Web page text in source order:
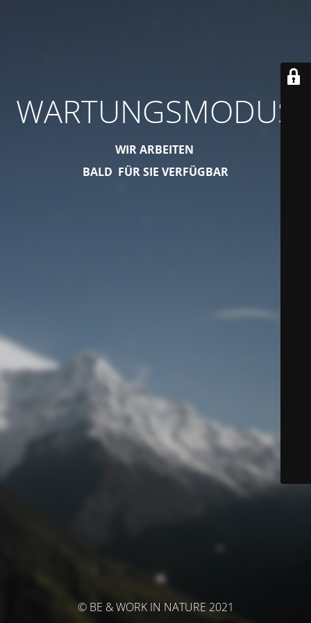
WARTUNGSMODUS
WIR ARBEITEN
BALD FÜR SIE VERFÜGBAR
© BE & WORK IN NATURE 2021